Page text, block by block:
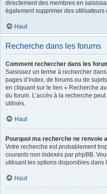
directement des membres en
également supprimer des
Haut
Recherche dans les forums
Comment rechercher dans les
Saisissez un terme à rechercher
pages d’index, de forums ou de
en cliquant sur le lien « Recherche
du forum. L’accès à la recherche
utilisés.
Haut
Pourquoi ma recherche ne renvoie
Votre recherche est probablement
courants non indexés par phpBB.
utilisant les options disponibles dans
Haut